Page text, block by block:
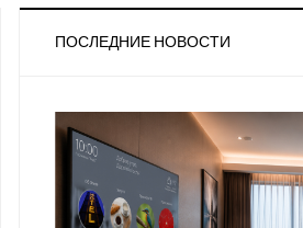
ПОСЛЕДНИЕ НОВОСТИ